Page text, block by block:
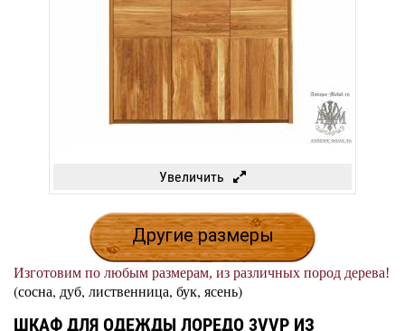
Увеличить
Другие размеры
Изготовим по любым размерам, из различных пород дерева!
(сосна, дуб, лиственница, бук, ясень)
ШКАФ ДЛЯ ОДЕЖДЫ ЛОРЕДО 3VVP ИЗ